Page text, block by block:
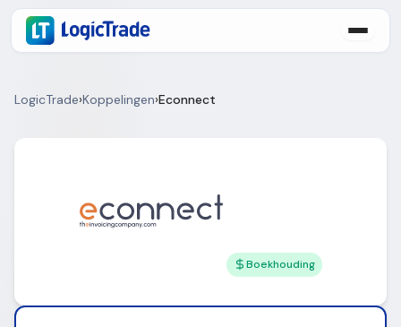
LogicTrade›Koppelingen›Econnect
Boekhouding